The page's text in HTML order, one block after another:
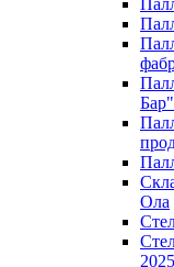
Бар"
Ола